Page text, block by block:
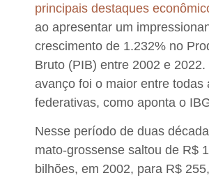
principais destaques
ao apresentar um
crescimento de 1.232% no
Bruto (PIB) entre 2002 e 2022.
avanço foi o maior entre todas
federativas, como aponta o
Nesse período de duas
mato-grossense saltou de R$
bilhões, em 2002, para R$